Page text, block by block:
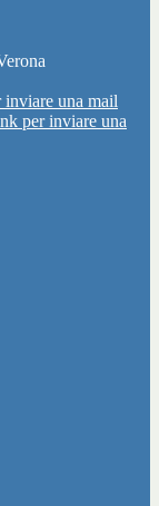
una mail
per inviare una